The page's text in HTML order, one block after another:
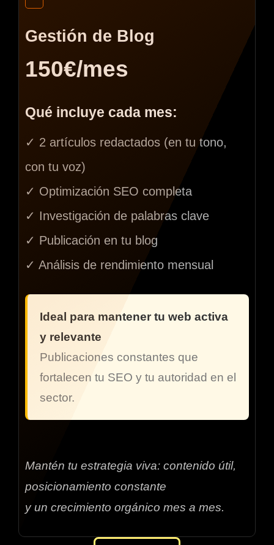
Gestión de Blog
150€/mes
Qué incluye cada mes:
✓ 2 artículos redactados (en tu tono,
con tu voz)
✓ Optimización SEO completa
✓ Investigación de palabras clave
✓ Publicación en tu blog
✓ Análisis de rendimiento mensual
Ideal para mantener tu web activa
y relevante
Publicaciones constantes que
fortalecen tu SEO y tu autoridad en el
sector.
Mantén tu estrategia viva: contenido útil,
posicionamiento constante
y un crecimiento orgánico mes a mes.